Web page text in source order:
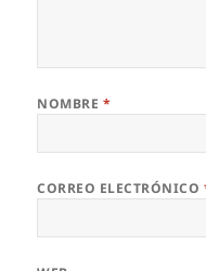
NOMBRE *
CORREO ELECTRÓNICO